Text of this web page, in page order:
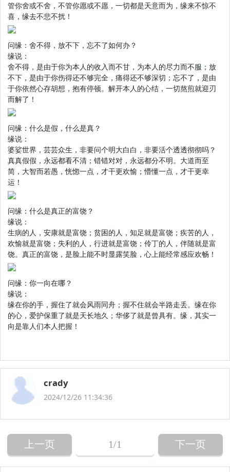
管你舍或不舍，不管你愿或不愿，一切都是天意而为，缘来不惊不
喜，缘去不悲不扰！
问缘：舍不得，放不下，忘不了如何办？
缘说：
舍不得，是由于你为本人的收入而不甘，为本人的尽力而不服；放
不下，是由于你伤得还不够完全，痛得还不够深切；忘不了，是由
于你依然心存胡想，抱有停顿。解开本人的心结，一切熬煎就迎刃
而解了！
问缘：什么是假，什么是真？
缘说：
婆娑世界，芸芸众生，非要问个明大白白，非要活个透透彻彻吗？
真真假假，永远都看不清；错错对对，永远都分不明。大道而至
简，大智而若愚，恍惚一点，才干更欢愉；懵懂一点，才干更幸
运！
问缘：什么是真正的富饶？
缘说：
生病的人，安康就是富饶；贫困的人，知足就是富饶；疾苦的人，
欢愉就是富饶；失利的人，行进就是富饶；伶丁的人，伴随就是富
饶。真正的富饶，是脸上能不时显露笑脸，心上能经常感应欢畅！
问缘：你一向在哪？
缘说：
缘在你的手，握住了就会风雨同舟；握不住就会半路走丢。缘在你
的心，爱护保重了就是天长地久；华侈了就是曾具有。缘，其实一
向是靠人们本人把握！
crady
2024/12/26 11:34:36
上一页 1/1 下一页